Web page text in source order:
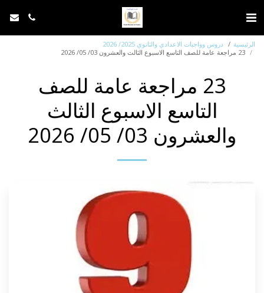
الرئيسية
دروس وواجبات الاعدادي والثانوي 2025/ 2026
23 مراجعة عامة للصف التاسع الاسبوع الثالث والعشرون 03/ 05/ 2026
23 مراجعة عامة للصف
التاسع الاسبوع الثالث
والعشرون 03/ 05/ 2026